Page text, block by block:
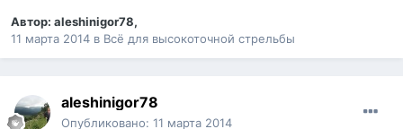
Автор: aleshinigor78,
11 марта 2014 в Всё для высокоточной стрельбы
aleshinigor78
Опубликовано: 11 марта 2014